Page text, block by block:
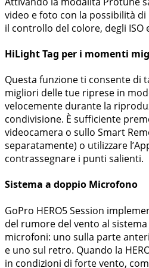
video e foto con la possibilità
il controllo del colore, degli ISO
HiLight Tag per i momenti
Questa funzione ti consente di
migliori delle tue riprese in
velocemente durante la
condivisione. È sufficiente
videocamera o sullo Smart
separatamente) o utilizzare
contrassegnare i punti salienti.
Sistema a doppio Microfono
GoPro HERO5 Session
del rumore del vento al
microfoni: uno sulla parte
e uno sul retro. Quando la
in condizioni di forte vento,